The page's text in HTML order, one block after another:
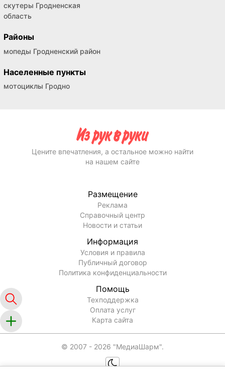
скутеры Гродненская
область
Районы
мопеды Гродненский район
Населенные пункты
мотоциклы Гродно
Цените впечатления, а остальное можно найти
на нашем сайте
Размещение
Реклама
Справочный центр
Новости и статьи
Информация
Условия и правила
Публичный договор
Политика конфиденциальности
Помощь
Техподдержка
Оплата услуг
Карта сайта
© 2007 - 2026 "МедиаШарм".